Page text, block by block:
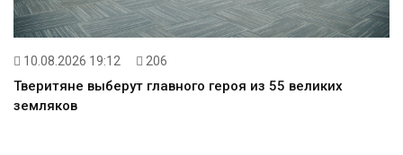
10.08.2026 19:12 206
Тверитяне выберут главного героя из 55 великих
земляков